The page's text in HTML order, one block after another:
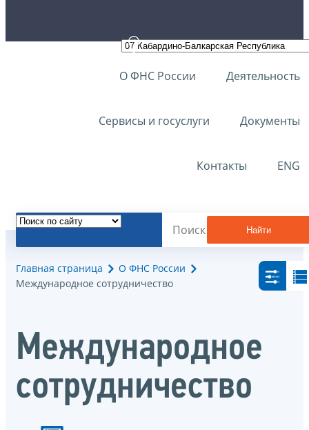
О ФНС России Деятельность
Сервисы и госуслуги Документы
Контакты ENG
Найти
Главная страница
О ФНС России
Международное сотрудничество
Международное
сотрудничество